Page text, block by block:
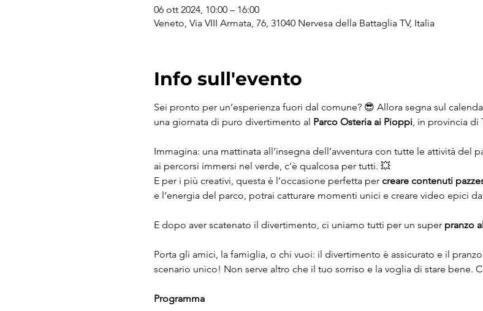
06 ott 2024, 10:00 – 16:00
Veneto, Via VIII Armata, 76, 31040 Nervesa della Battaglia TV, Italia
Info sull'evento
Sei pronto per un’esperienza fuori dal comune? 😎 Allora segna sul
una giornata di puro divertimento al Parco Osteria ai Pioppi, in provincia di
Immagina: una mattinata all’insegna dell’avventura con tutte le attività del
ai percorsi immersi nel verde, c'è qualcosa per tutti. 💥
E per i più creativi, questa è l’occasione perfetta per creare contenuti
e l’energia del parco, potrai catturare momenti unici e creare video epici
E dopo aver scatenato il divertimento, ci uniamo tutti per un super pranzo
Porta gli amici, la famiglia, o chi vuoi: il divertimento è assicurato e il
scenario unico! Non serve altro che il tuo sorriso e la voglia di stare bene.
Programma